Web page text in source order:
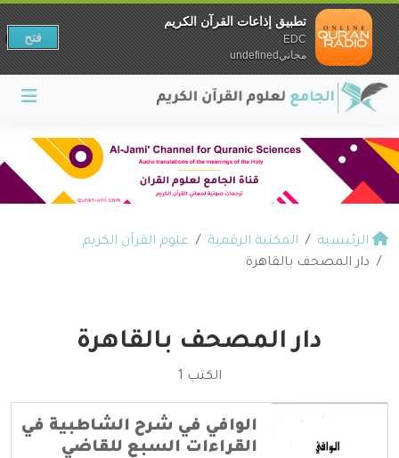
الرئيسية المكتبة الرقمية
علوم القرآن الكريم
دار المصحف بالقاهرة
دار المصحف بالقاهرة
الكتب 1
الوافي في شرح الشاطبية في
القراءات السبع للقاضي
تطبيق إذاعات القرآن الكريم
EDC
مجانيundefined
فتح